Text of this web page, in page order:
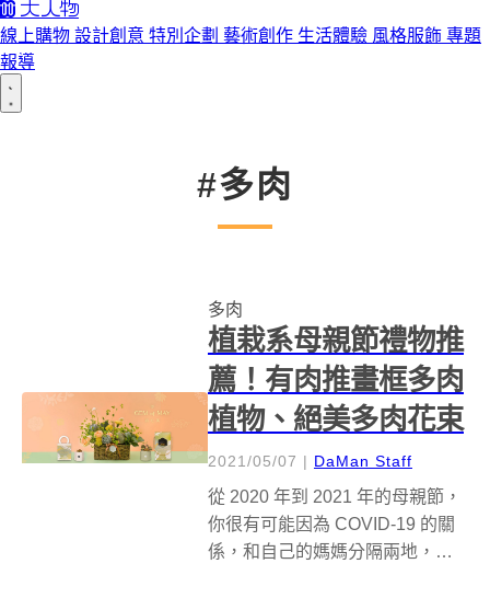
線上購物 設計創意 特別企劃 藝術創作 生活體驗 風格服飾 專題
報導
#多肉
多肉
植栽系母親節禮物推
薦！有肉推畫框多肉
植物、絕美多肉花束
2021/05/07 | DaMan Staff
從 2020 年到 2021 年的母親節，
你很有可能因為 COVID-19 的關
係，和自己的媽媽分隔兩地，無